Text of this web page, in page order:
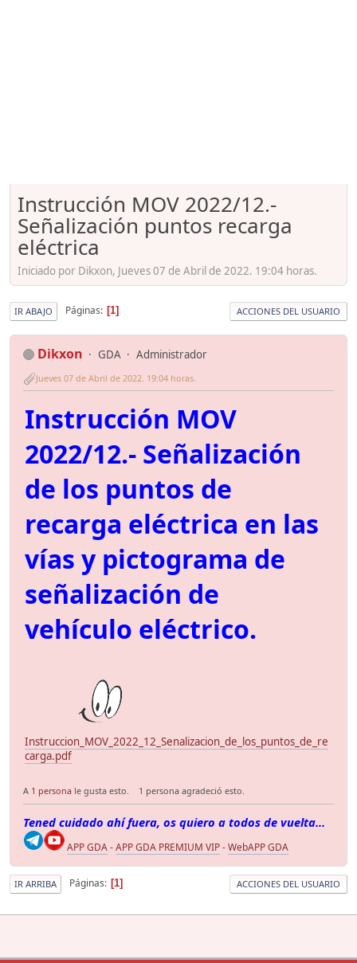
Instrucción MOV 2022/12.-
Señalización puntos recarga
eléctrica
Iniciado por Dikxon, Jueves 07 de Abril de 2022. 19:04 horas.
IR ABAJO Páginas 1 ACCIONES DEL USUARIO
Dikxon GDA Administrador
Jueves 07 de Abril de 2022. 19:04 horas.
Instrucción MOV
2022/12.- Señalización
de los puntos de
recarga eléctrica en las
vías y pictograma de
señalización de
vehículo eléctrico.
Instruccion_MOV_2022_12_Senalizacion_de_los_puntos_de_re
carga.pdf
A 1 persona le gusta esto. 1 persona agradeció esto.
Tened cuidado ahí fuera, os quiero a todos de vuelta...
APP GDA-APP GDA PREMIUM VIP-WebAPP GDA
IR ARRIBA Páginas 1 ACCIONES DEL USUARIO